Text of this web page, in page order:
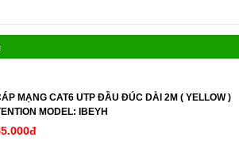
MẠNG CAT6 UTP ĐẦU ĐÚC DÀI 2M ( YELLOW )
MODEL: IBEYH